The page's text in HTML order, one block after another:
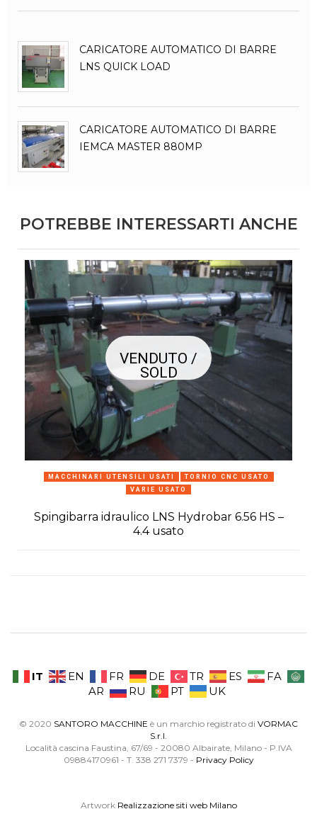
CARICATORE AUTOMATICO DI BARRE
LNS QUICK LOAD
CARICATORE AUTOMATICO DI BARRE
IEMCA MASTER 880MP
POTREBBE INTERESSARTI ANCHE
VENDUTO /
SOLD
MACCHINARI UTENSILI USATI
TORNIO CNC USATO
VARIE USATO
Spingibarra idraulico LNS Hydrobar 6.56 HS –
4.4 usato
IT EN FR DE TR ES
FA
AR
RU PT UK
© 2020 SANTORO MACCHINE è un marchio registrato di VORMAC
S.r.l.
Località cascina Faustina, 67/69 - 20080 Albairate, Milano - P.IVA
09884170961 - T. 338 271 7379 - Privacy Policy
Artwork Realizzazione siti web Milano